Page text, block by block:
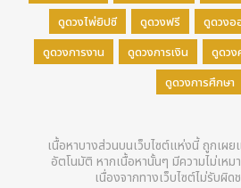
ดูดวงไพ่ยิปซี
ดูดวงฟรี ดูดวงอ
ดูดวงการงาน
ดูดวงการเงิน ดูดวง
ดูดวงการศึกษา
เนื้อหาบางส่วนบนเว็บไซต์แห่งนี้ ถูกเผ
อัตโนมัติ หากเนื้อหานั้นๆ มีความไม่เหม
เนื่องจากทางเว็บไซต์ไม่รับผิ